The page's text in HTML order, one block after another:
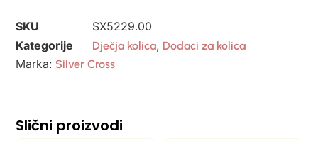
SKU
SX5229.00
Kategorije
Dječja kolica, Dodaci za kolica
Marka: Silver Cross
Slični proizvodi